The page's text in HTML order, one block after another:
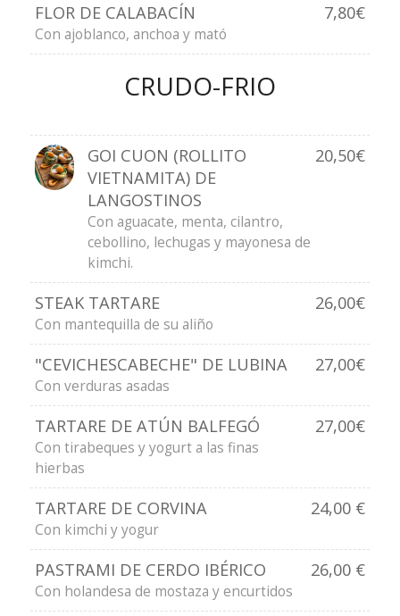
FLOR DE CALABACÍN 7,80€
Con ajoblanco, anchoa y mató
CRUDO-FRIO
GOI CUON (ROLLITO
VIETNAMITA) DE
LANGOSTINOS
20,50€
Con aguacate, menta, cilantro,
cebollino, lechugas y mayonesa de
kimchi.
STEAK TARTARE 26,00€
Con mantequilla de su aliño
"CEVICHESCABECHE" DE LUBINA 27,00€
Con verduras asadas
TARTARE DE ATÚN BALFEGÓ 27,00€
Con tirabeques y yogurt a las finas
hierbas
TARTARE DE CORVINA 24,00 €
Con kimchi y yogur
PASTRAMI DE CERDO IBÉRICO 26,00 €
Con holandesa de mostaza y encurtidos